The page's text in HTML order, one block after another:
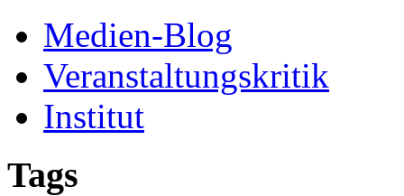
Medien-Blog
Veranstaltungskritik
Institut
Tags